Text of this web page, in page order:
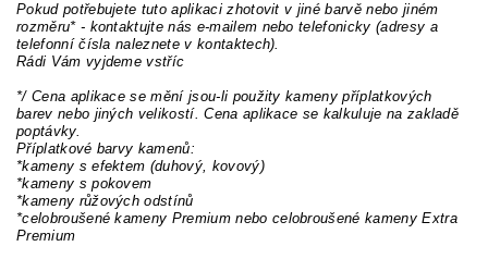
Pokud potřebujete tuto aplikaci zhotovit v jiné barvě nebo jiném
rozměru* - kontaktujte nás e-mailem nebo telefonicky (adresy a
telefonní čísla naleznete v kontaktech).
Rádi Vám vyjdeme vstříc
*/ Cena aplikace se mění jsou-li použity kameny příplatkových
barev nebo jiných velikostí. Cena aplikace se kalkuluje na zakladě
poptávky.
Příplatkové barvy kamenů:
*kameny s efektem (duhový, kovový)
*kameny s pokovem
*kameny růžových odstínů
*celobroušené kameny Premium nebo celobroušené kameny Extra
Premium